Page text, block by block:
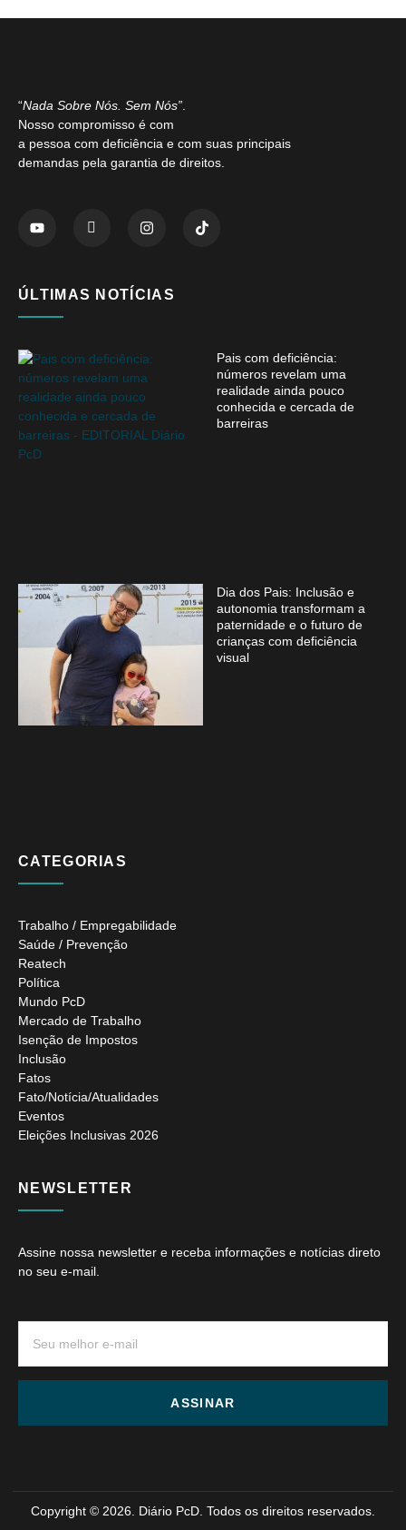
“Nada Sobre Nós. Sem Nós”
Nosso compromisso é com
a pessoa com deficiência e com suas principais
demandas pela garantia de direitos.
ÚLTIMAS NOTÍCIAS
Pais com deficiência:
números revelam uma
realidade ainda pouco
conhecida e cercada de
barreiras
Dia dos Pais: Inclusão e
autonomia transformam a
paternidade e o futuro de
crianças com deficiência
visual
CATEGORIAS
Trabalho / Empregabilidade
Saúde / Prevenção
Reatech
Política
Mundo PcD
Mercado de Trabalho
Isenção de Impostos
Inclusão
Fatos
Fato/Notícia/Atualidades
Eventos
Eleições Inclusivas 2026
NEWSLETTER
Assine nossa newsletter e receba informações e notícias direto
no seu e-mail.
ASSINAR
Copyright © 2026. Diário PcD. Todos os direitos reservados.